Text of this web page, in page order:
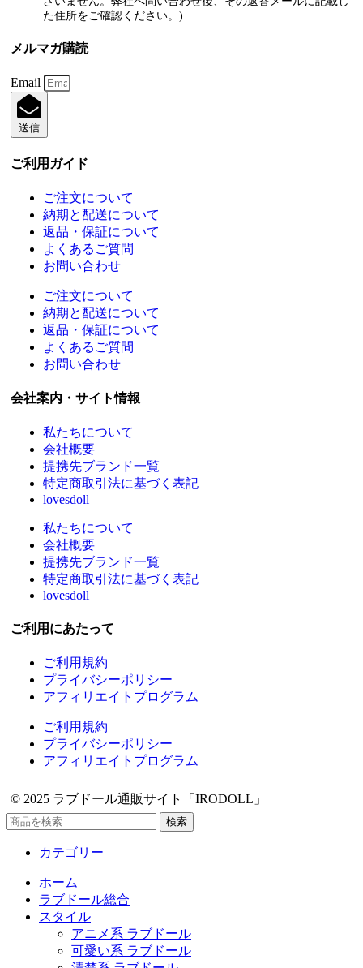
た住所をご確認ください。)
メルマガ購読
Email
送信
ご利用ガイド
ご注文について
納期と配送について
返品・保証について
よくあるご質問
お問い合わせ
ご注文について
納期と配送について
返品・保証について
よくあるご質問
お問い合わせ
会社案内・サイト情報
私たちについて
会社概要
提携先ブランド一覧
特定商取引法に基づく表記
lovesdoll
私たちについて
会社概要
提携先ブランド一覧
特定商取引法に基づく表記
lovesdoll
ご利用にあたって
ご利用規約
プライバシーポリシー
アフィリエイトプログラム
ご利用規約
プライバシーポリシー
アフィリエイトプログラム
© 2025 ラブドール通販サイト「IRODOLL」
検索
カテゴリー
ホーム
ラブドール総合
スタイル
アニメ系 ラブドール
可愛い系 ラブドール